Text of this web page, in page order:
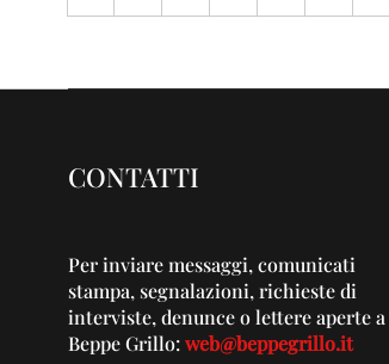
CONTATTI
Per inviare messaggi, comunicati
stampa, segnalazioni, richieste di
interviste, denunce o lettere aperte a
Beppe Grillo:web@beppegrillo.it